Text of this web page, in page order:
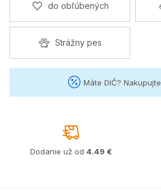
do obľúbených
Strážny pes
Máte DIČ? Nakupujte
Dodanie už od 4.49 €